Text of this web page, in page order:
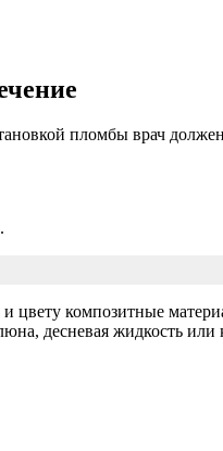
пломбы врач
цвету композитные
десневая жидкость